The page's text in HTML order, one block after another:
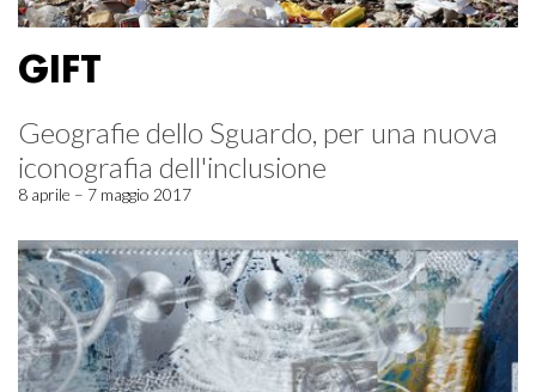
GIFT
Geografie dello Sguardo, per una nuova
iconografia dell'inclusione
8 aprile – 7 maggio 2017